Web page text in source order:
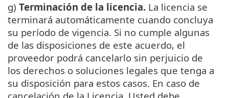
g) Terminación de la licencia. La licencia se
terminará automáticamente cuando concluya
su período de vigencia. Si no cumple algunas
de las disposiciones de este acuerdo, el
proveedor podrá cancelarlo sin perjuicio de
los derechos o soluciones legales que tenga a
su disposición para estos casos. En caso de